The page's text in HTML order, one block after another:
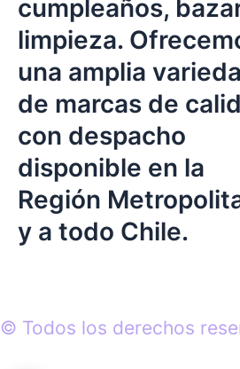
cumpleaños,
limpieza.
una amplia
de marcas de
con despacho
disponible en la
Región
y a todo Chile.
© Todos los derechos